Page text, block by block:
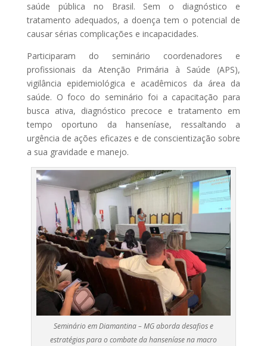
saúde pública no Brasil. Sem o diagnóstico e
tratamento adequados, a doença tem o potencial de
causar sérias complicações e incapacidades.
Participaram do seminário coordenadores e
profissionais da Atenção Primária à Saúde (APS),
vigilância epidemiológica e acadêmicos da área da
saúde. O foco do seminário foi a capacitação para
busca ativa, diagnóstico precoce e tratamento em
tempo oportuno da hanseníase, ressaltando a
urgência de ações eficazes e de conscientização sobre
a sua gravidade e manejo.
Seminário em Diamantina – MG aborda desafios e
estratégias para o combate da hanseníase na macro